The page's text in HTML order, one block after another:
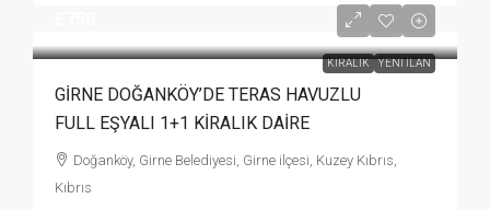
KIRALIK YENI İLAN
GİRNE DOĞANKÖY’DE TERAS HAVUZLU
FULL EŞYALI 1+1 KİRALIK DAİRE
Doğanköy, Girne Belediyesi, Girne ilçesi, Kuzey Kıbrıs,
Kıbrıs